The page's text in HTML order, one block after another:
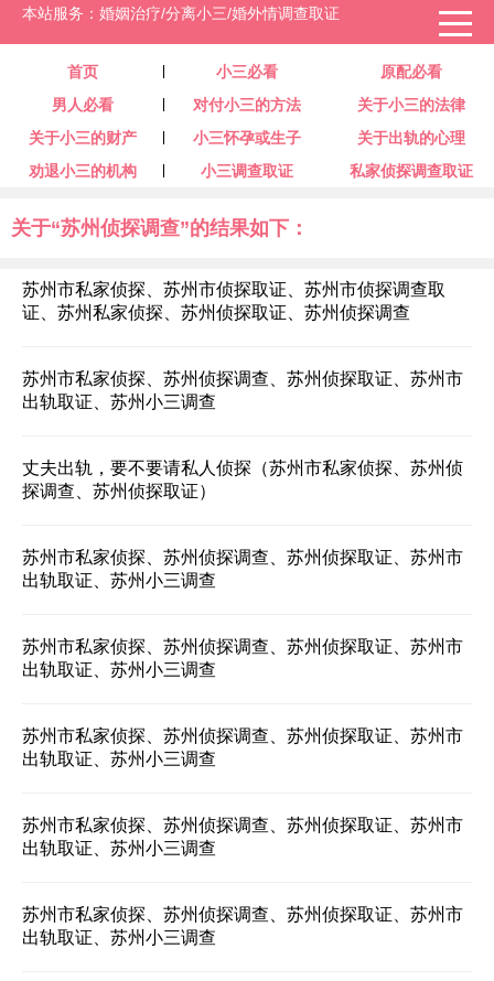
首页 小三必看
原配必看
男人必看
对付小三的方法
关于小三的法律
关于小三的财产
小三怀孕或生子
关于出轨的心理
劝退小三的机构
小三调查取证 私家侦探调查取证
本站服务：婚姻治疗/分离小三/婚外情调查取证
关于“苏州侦探调查”的结果如下：
苏州市私家侦探、苏州市侦探取证、苏州市侦探调查取
证、苏州私家侦探、苏州侦探取证、苏州侦探调查
苏州市私家侦探、苏州侦探调查、苏州侦探取证、苏州市
出轨取证、苏州小三调查
丈夫出轨，要不要请私人侦探（苏州市私家侦探、苏州侦
探调查、苏州侦探取证）
苏州市私家侦探、苏州侦探调查、苏州侦探取证、苏州市
出轨取证、苏州小三调查
苏州市私家侦探、苏州侦探调查、苏州侦探取证、苏州市
出轨取证、苏州小三调查
苏州市私家侦探、苏州侦探调查、苏州侦探取证、苏州市
出轨取证、苏州小三调查
苏州市私家侦探、苏州侦探调查、苏州侦探取证、苏州市
出轨取证、苏州小三调查
苏州市私家侦探、苏州侦探调查、苏州侦探取证、苏州市
出轨取证、苏州小三调查